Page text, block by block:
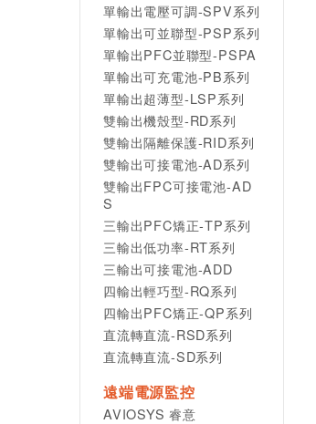
單輸出電壓可調-SPV系列
單輸出可並聯型-PSP系列
單輸出PFC並聯型-PSPA
單輸出可充電池-PB系列
單輸出超薄型-LSP系列
雙輸出機殼型-RD系列
雙輸出隔離保護-RID系列
雙輸出可接電池-AD系列
雙輸出FPC可接電池-AD
S
三輸出PFC矯正-TP系列
三輸出低功率-RT系列
三輸出可接電池-ADD
四輸出輕巧型-RQ系列
四輸出PFC矯正-QP系列
直流轉直流-RSD系列
直流轉直流-SD系列
遠端電源監控
AVIOSYS 睿意